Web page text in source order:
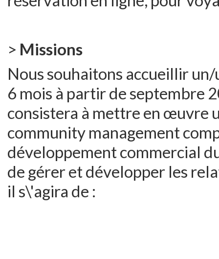
> Missions
Nous souhaitons accueillir
6 mois à partir de septembre
consistera à mettre en œuvre
community management
développement commercial
de gérer et développer les
il s\'agira de :